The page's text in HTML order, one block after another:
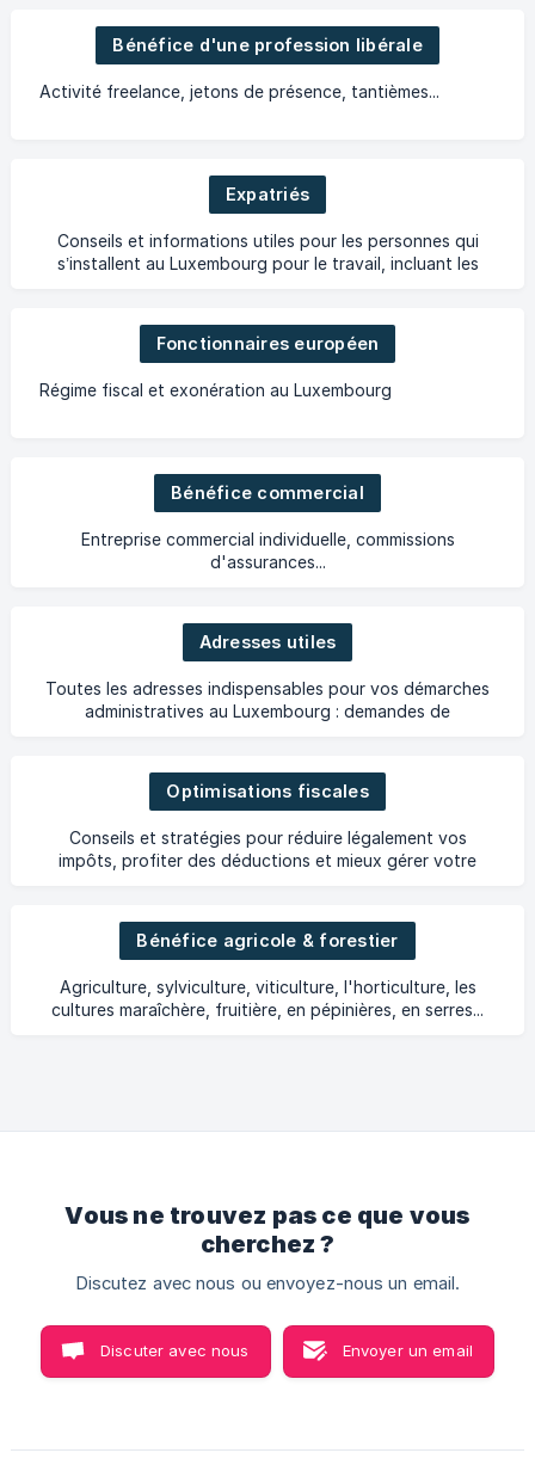
Bénéfice d'une profession libérale
Activité freelance, jetons de présence, tantièmes...
Expatriés
Conseils et informations utiles pour les personnes qui
s’installent au Luxembourg pour le travail, incluant les
Fonctionnaires européen
Régime fiscal et exonération au Luxembourg
Bénéfice commercial
Entreprise commercial individuelle, commissions
d'assurances...
Adresses utiles
Toutes les adresses indispensables pour vos démarches
administratives au Luxembourg : demandes de
Optimisations fiscales
Conseils et stratégies pour réduire légalement vos
impôts, profiter des déductions et mieux gérer votre
Bénéfice agricole & forestier
Agriculture, sylviculture, viticulture, l'horticulture, les
cultures maraîchère, fruitière, en pépinières, en serres...
Vous ne trouvez pas ce que vous
cherchez ?
Discutez avec nous ou envoyez-nous un email.
Discuter avec nous Envoyer un email